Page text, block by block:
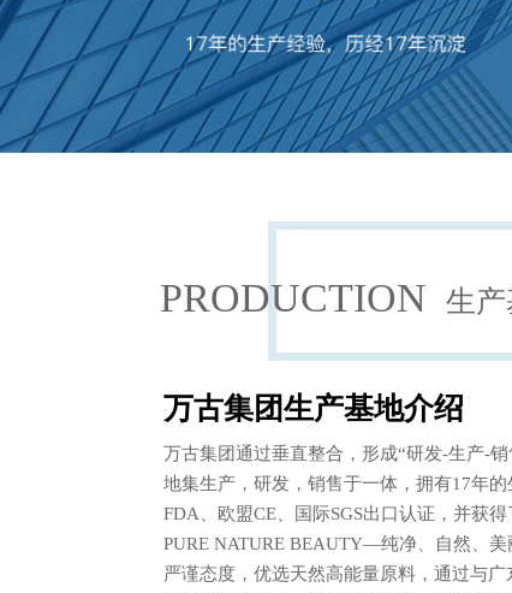
PRODUCTION 生
万古集团生产基地介绍
万古集团通过垂直整合，形成“研发-生产-
地集生产，研发，销售于一体，拥有17年
FDA、欧盟CE、国际SGS出口认证，并
PURE NATURE BEAUTY—纯净、自然、
严谨态度，优选天然高能量原料，通过与